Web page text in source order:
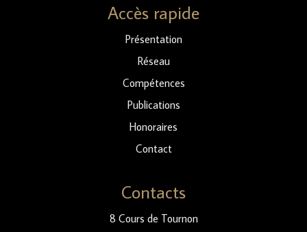
Accès rapide
Présentation
Réseau
Compétences
Publications
Honoraires
Contact
Contacts
8 Cours de Tournon